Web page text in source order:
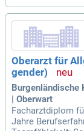
Oberarzt für
gender)
Burgenländische
| Oberwart
Facharztdiplom
Jahre